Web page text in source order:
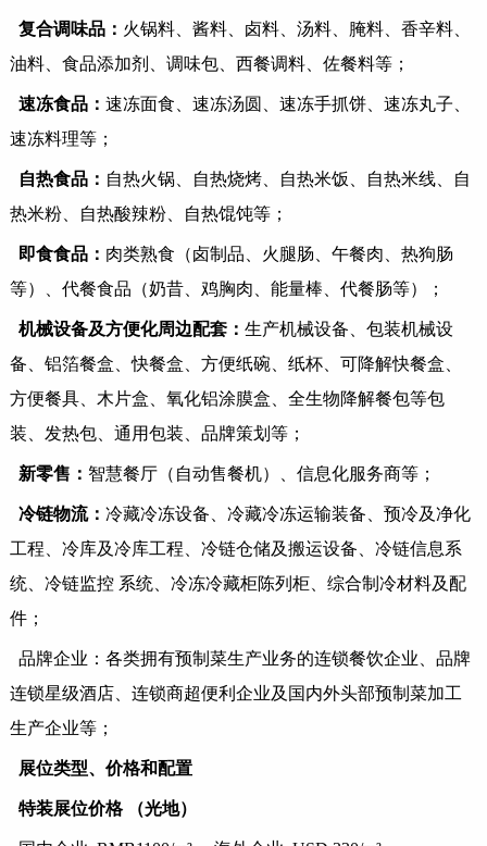
复合调味品： 火锅料、酱料、卤料、汤料、腌料、香辛料、
油料、食品添加剂、调味包、西餐调料、佐餐料等；
速冻食品： 速冻面食、速冻汤圆、速冻手抓饼、速冻丸子、
速冻料理等；
自热食品： 自热火锅、自热烧烤、自热米饭、自热米线、自
热米粉、自热酸辣粉、自热馄饨等；
即食食品： 肉类熟食（卤制品、火腿肠、午餐肉、热狗肠
等）、代餐食品（奶昔、鸡胸肉、能量棒、代餐肠等）；
机械设备及方便化周边配套： 生产机械设备、包装机械设
备、铝箔餐盒、快餐盒、方便纸碗、纸杯、可降解快餐盒、
方便餐具、木片盒、氧化铝涂膜盒、全生物降解餐包等包
装、发热包、通用包装、品牌策划等；
新零售： 智慧餐厅（自动售餐机）、信息化服务商等；
冷链物流： 冷藏冷冻设备、冷藏冷冻运输装备、预冷及净化
工程、冷库及冷库工程、冷链仓储及搬运设备、冷链信息系
统、冷链监控 系统、冷冻冷藏柜陈列柜、综合制冷材料及配
件；
品牌企业：各类拥有预制菜生产业务的连锁餐饮企业、品牌
连锁星级酒店、连锁商超便利企业及国内外头部预制菜加工
生产企业等；
展位类型、价格和配置
特装展位价格 （光地）